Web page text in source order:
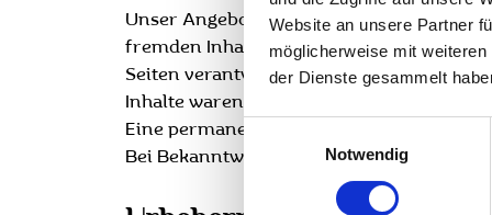
Website an unsere Partner
möglicherweise mit
der Dienste gesammelt
Einwilligungsauswahl
Notwendig
Unser Angebot enthält Links zu
fremden Inhalte auch keine Gewähr
Seiten verantwortlich. Die verlinkten
Inhalte waren zum Zeitpunkt der
Eine permanente inhaltliche Kontrolle
Bei Bekanntwerden von